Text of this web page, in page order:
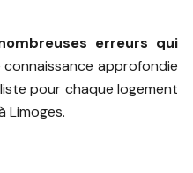
erreurs qui
approfondie
pour chaque logement
Limoges.